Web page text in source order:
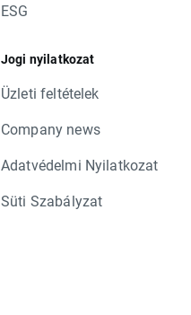
ESG
Jogi nyilatkozat
Üzleti feltételek
Company news
Adatvédelmi Nyilatkozat
Süti Szabályzat